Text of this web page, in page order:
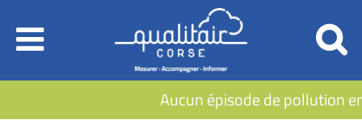
Aucun épisode de pollution en